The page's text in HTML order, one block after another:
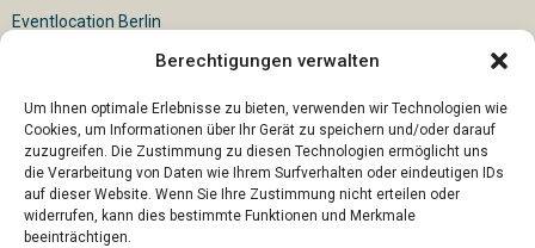
Berechtigungen verwalten
Um Ihnen optimale Erlebnisse zu bieten, verwenden wir Technologien wie
Cookies, um Informationen über Ihr Gerät zu speichern und/oder darauf
zuzugreifen. Die Zustimmung zu diesen Technologien ermöglicht uns
die Verarbeitung von Daten wie Ihrem Surfverhalten oder eindeutigen IDs
auf dieser Website. Wenn Sie Ihre Zustimmung nicht erteilen oder
widerrufen, kann dies bestimmte Funktionen und Merkmale
beeinträchtigen.
Eventlocation Berlin
Für die vollautomatische Sackentleerung gibt es vielfältige
Lösungen